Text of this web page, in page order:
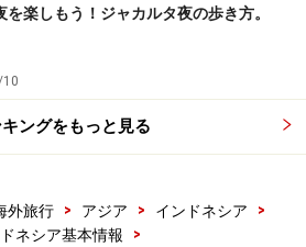
ロイタのレストラン＆バー
ジェ（メンタワインの中心地）か
さなプライベートアイランド、シ
の中では比較的アプローチしやす
を楽しもう！ジャカルタ夜の歩き方。
ングをもっと見る
外旅行 > アジア > インドネシア
>
ネシア基本情報
>